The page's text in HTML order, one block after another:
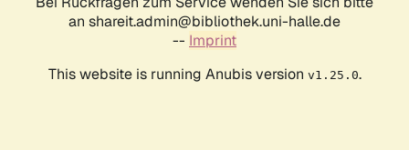
an shareit.admin@bibliothek.uni-halle.de
-- Imprint
This website is running Anubis version v1.25.0.